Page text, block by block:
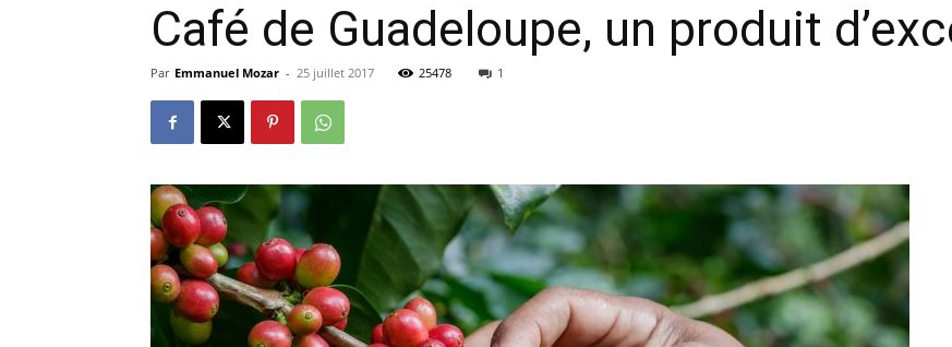
Café de Guadeloupe, un produit
Par Emmanuel Mozar - 25 juillet 2017 25478 1